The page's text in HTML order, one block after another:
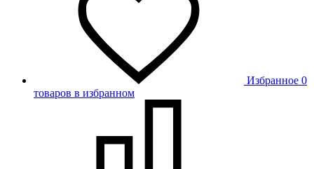
Избранное 0
товаров в избранном